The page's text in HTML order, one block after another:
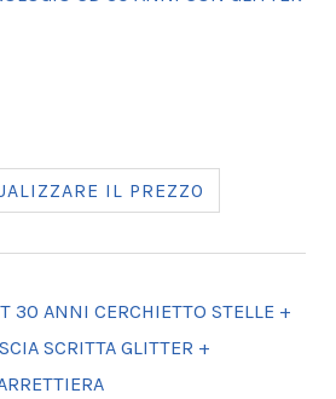
IL PREZZO
30 ANNI CERCHIETTO STELLE +
SCRITTA GLITTER +